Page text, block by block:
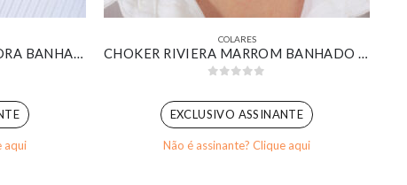
COLAR CHOKER SALAMANDRA BANHADO EM OURO 18K
aqui
COLARES
CHOKER RIVIERA MARROM BANHADO EM OURO 18K
EXCLUSIVO ASSINANTE
Não é assinante? Clique aqui